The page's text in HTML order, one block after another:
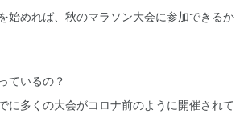
始めれば、秋のマラソン大会に参加できるか
ているの？
に多くの大会がコロナ前のように開催されて